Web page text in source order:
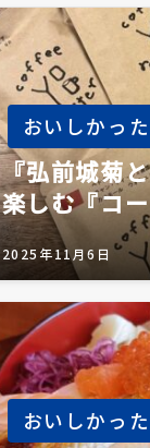
おいしかっ
『弘前城菊
楽しむ『コ
2025年11月6日
おいしかっ